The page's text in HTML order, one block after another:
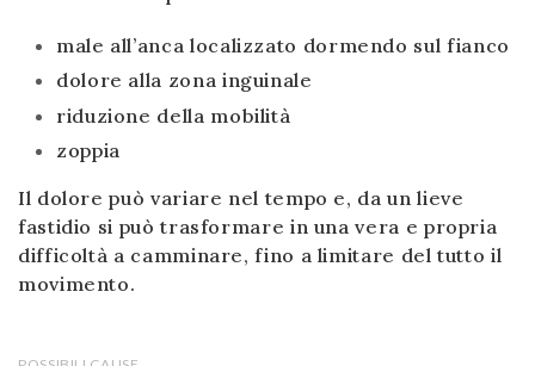
male all’anca localizzato dormendo sul fianco
dolore alla zona inguinale
riduzione della mobilità
zoppia
Il dolore può variare nel tempo e, da un lieve
fastidio si può trasformare in una vera e propria
difficoltà a camminare, fino a limitare del tutto il
movimento.